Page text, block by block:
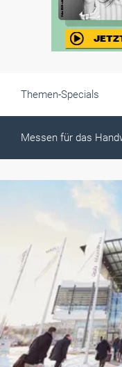
Themen-Specials
Messen für das